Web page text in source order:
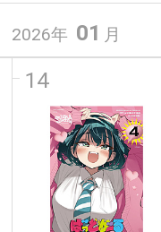
2026年 01 月
14